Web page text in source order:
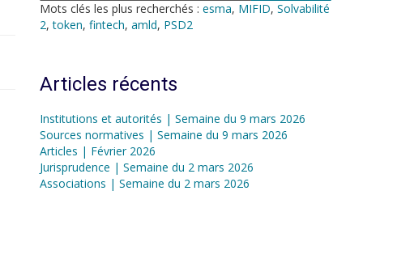
Mots clés les plus recherchés : esma, MIFID, Solvabilité
2,token, fintech, amld, PSD2
Articles récents
Institutions et autorités | Semaine du 9 mars 2026
Sources normatives | Semaine du 9 mars 2026
Articles | Février 2026
Jurisprudence | Semaine du 2 mars 2026
Associations | Semaine du 2 mars 2026